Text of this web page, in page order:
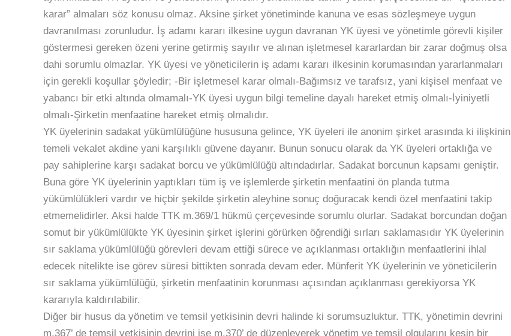
karar” almaları söz konusu olmaz. Aksine şirket yönetiminde kanuna ve esas sözleşmeye uygun
davranılması zorunludur. İş adamı kararı ilkesine uygun davranan YK üyesi ve yönetimle görevli kişiler
göstermesi gereken özeni yerine getirmiş sayılır ve alınan işletmesel kararlardan bir zarar doğmuş olsa
dahi sorumlu olmazlar. YK üyesi ve yöneticilerin iş adamı kararı ilkesinin korumasından yararlanmaları
için gerekli koşullar şöyledir; -Bir işletmesel karar olmalı-Bağımsız ve tarafsız, yani kişisel menfaat ve
yabancı bir etki altında olmamalı-YK üyesi uygun bilgi temeline dayalı hareket etmiş olmalı-İyiniyetli
olmalı-Şirketin menfaatine hareket etmiş olmalıdır.
YK üyelerinin sadakat yükümlülüğüne hususuna gelince, YK üyeleri ile anonim şirket arasında ki ilişkinin
temeli vekalet akdine yani karşılıklı güvene dayanır. Bunun sonucu olarak da YK üyeleri ortaklığa ve
pay sahiplerine karşı sadakat borcu ve yükümlülüğü altındadırlar. Sadakat borcunun kapsamı geniştir.
Buna göre YK üyelerinin yaptıkları tüm iş ve işlemlerde şirketin menfaatini ön planda tutma
yükümlülükleri vardır ve hiçbir şekilde şirketin aleyhine sonuç doğuracak kendi özel menfaatini takip
etmemelidirler. Aksi halde TTK m.369/1 hükmü çerçevesinde sorumlu olurlar. Sadakat borcundan doğan
somut bir yükümlülükte YK üyesinin şirket işlerini görürken öğrendiği sırları saklamasıdır YK üyelerinin
sır saklama yükümlülüğü görevleri devam ettiği sürece ve açıklanması ortaklığın menfaatlerini ihlal
edecek nitelikte ise görev süresi bittikten sonrada devam eder. Münferit YK üyelerinin ve yöneticilerin
sır saklama yükümlülüğü, şirketin menfaatinin korunması açısından açıklanması gerekiyorsa YK
kararıyla kaldırılabilir.
Diğer bir husus da yönetim ve temsil yetkisinin devri halinde ki sorumsuzluktur. TTK, yönetimin devrini
m.367’ de temsil yetkisinin devrini ise m.370’ de düzenleyerek yönetim ve temsil olgularını kesin bir